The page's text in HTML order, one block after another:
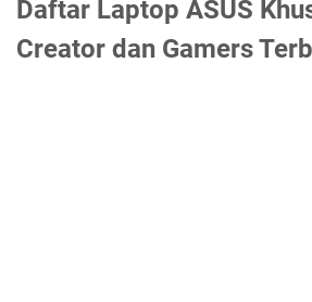
Daftar Laptop ASUS
Creator dan Gamers